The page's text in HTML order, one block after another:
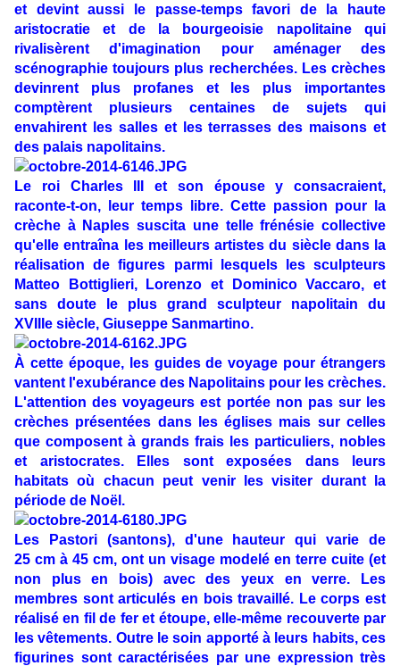
et devint aussi le passe-temps favori de la haute
aristocratie et de la bourgeoisie napolitaine qui
rivalisèrent d'imagination pour aménager des
scénographie toujours plus recherchées. Les crèches
devinrent plus profanes et les plus importantes
comptèrent plusieurs centaines de sujets qui
envahirent les salles et les terrasses des maisons et
des palais napolitains.
Le roi Charles III
et son épouse y consacraient,
raconte-t-on, leur temps libre. Cette passion pour la
crèche à Naples suscita une telle frénésie collective
qu'elle entraîna les meilleurs artistes du siècle dans la
réalisation de figures parmi lesquels les sculpteurs
Matteo Bottiglieri, Lorenzo et Dominico Vaccaro, et
sans doute le plus grand sculpteur napolitain du
XVIIIe siècle, Giuseppe Sanmartino.
À cette époque, les guides de voyage pour étrangers
vantent l'exubérance des Napolitains pour les crèches.
L'attention des voyageurs est portée non pas sur les
crèches présentées dans les églises mais sur celles
que composent à grands frais les particuliers, nobles
et aristocrates. Elles sont exposées dans leurs
habitats où chacun peut venir les visiter durant la
période de Noël.
Les Pastori (santons), d'une hauteur qui varie de
25 cm à 45 cm, ont un visage modelé en terre cuite (et
non plus en bois) avec des yeux en verre. Les
membres sont articulés en bois travaillé. Le corps est
réalisé en fil de fer et étoupe, elle-même recouverte par
les vêtements. Outre le soin apporté à leurs habits, ces
figurines sont caractérisées par une expression très